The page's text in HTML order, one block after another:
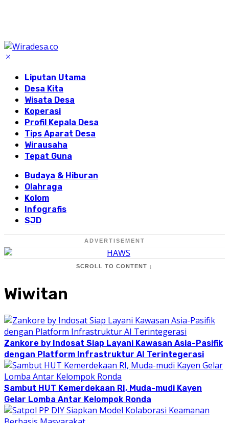
Liputan Utama
Desa Kita
Wisata Desa
Koperasi
Profil Kepala Desa
Tips Aparat Desa
Wirausaha
Tepat Guna
Budaya & Hiburan
Olahraga
Kolom
Infografis
SJD
ADVERTISEMENT
SCROLL TO CONTENT ↓
Wiwitan
Zankore by Indosat Siap Layani Kawasan Asia-Pasifik
dengan Platform Infrastruktur AI Terintegerasi
Sambut HUT Kemerdekaan RI, Muda-mudi Kayen
Gelar Lomba Antar Kelompok Ronda